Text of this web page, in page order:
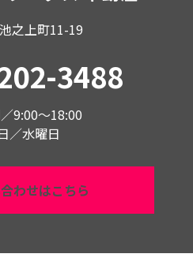
之上町11-19
3488
9:00〜18:00
／水曜日
わせはこちら